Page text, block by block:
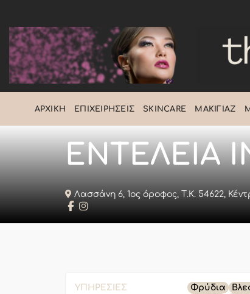
περιεχόμενο
ΑΡΧΙΚΉ ΕΠΙΧΕΙΡΉΣΕΙΣ SKINCARE ΜΑΚΙΓΙΆΖ
ΕΝΤΕΛΕΙΑ
Λασσάνη 6, 1ος όροφος, Τ.Κ. 54622,
ΥΠΗΡΕΣΊΕΣ Φρύδια